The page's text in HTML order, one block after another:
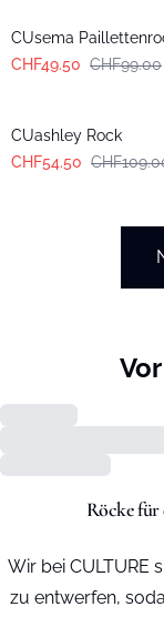
CUsema
CHF49.50 CHF99.00
CUashley Rock
CHF54.50
Röcke
Wir bei CULTURE
zu entwerfen,